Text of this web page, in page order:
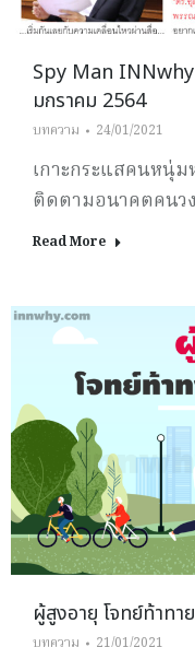
Spy Man
มกราคม 2564
บทความ 24/01/2021
เกาะกระแสคนหนุ่ม
ติดตามอนาคตคนว
Read More
ผู้สูงอายุ โจทย์ท้าทา